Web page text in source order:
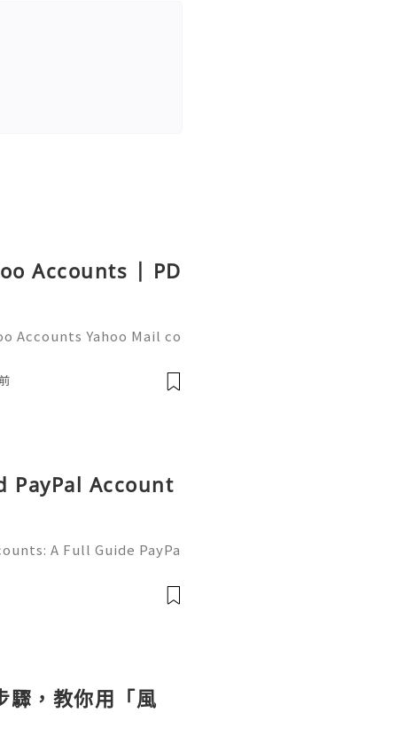
Accounts | PD
Accounts Yahoo Mail co
and online a
PayPal Account
A Full Guide PayPa
merchants, online b
驟，教你用「風